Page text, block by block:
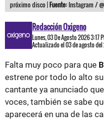
próximo disco |Fuente: Instagram /
Redacción Oxigeno
Lunes, 03 De Agosto 2026 3:17
Actualizado el 03 de agosto del
Falta muy poco para que
estrene por todo lo alto
cantante ya anunciado
voces, también se sabe
aparecerá en una de las